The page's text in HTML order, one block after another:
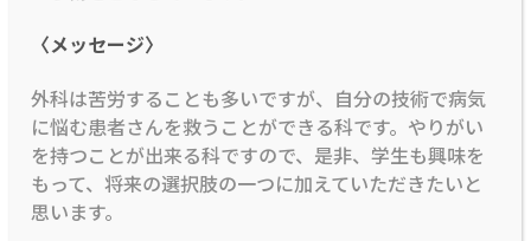
〈メッセージ〉
外科は苦労することも多いですが、自分の技術で病気
に悩む患者さんを救うことができる科です。やりがい
を持つことが出来る科ですので、是非、学生も興味を
もって、将来の選択肢の一つに加えていただきたいと
思います。